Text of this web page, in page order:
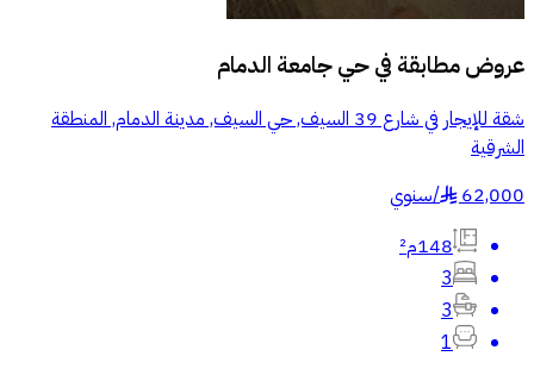
عروض مطابقة فيحي جامعة الدمام
شقة للإيجار في شارع 39 السيف, حي السيف, مدينة الدمام, المنطقة
الشرقية
62,000
§
/سنوي
148م²
3
3
1